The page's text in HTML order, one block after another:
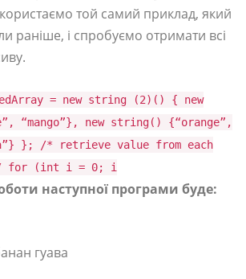
той самий приклад, який
раніше, і спробуємо отримати всі
= new string (2)() { new
“mango”}, new string() {“orange”,
}; /* retrieve value from each
for (int i = 0; i
наступної програми буде:
гуава